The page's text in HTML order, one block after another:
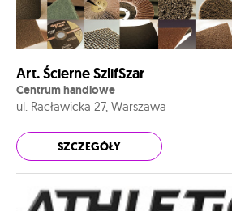
Art. Ścierne SzlifSzar
Centrum handlowe
ul. Racławicka 27, Warszawa
SZCZEGÓŁY